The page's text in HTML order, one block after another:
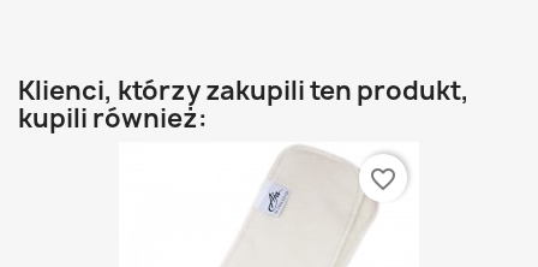
Klienci, którzy zakupili ten produkt,
kupili również:
favorite_border